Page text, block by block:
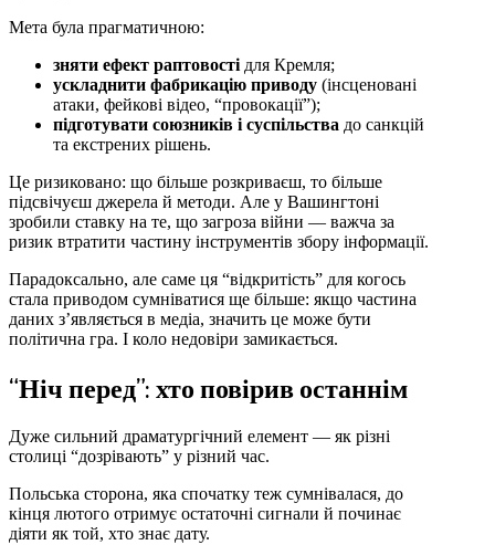
Мета була прагматичною:
зняти ефект раптовості для Кремля;
ускладнити фабрикацію приводу (інсценовані
атаки, фейкові відео, “провокації”);
підготувати союзників і суспільства до санкцій
та екстрених рішень.
Це ризиковано: що більше розкриваєш, то більше
підсвічуєш джерела й методи. Але у Вашингтоні
зробили ставку на те, що загроза війни — важча за
ризик втратити частину інструментів збору інформації.
Парадоксально, але саме ця “відкритість” для когось
стала приводом сумніватися ще більше: якщо частина
даних з’являється в медіа, значить це може бути
політична гра. І коло недовіри замикається.
“Ніч перед”: хто повірив останнім
Дуже сильний драматургічний елемент — як різні
столиці “дозрівають” у різний час.
Польська сторона, яка спочатку теж сумнівалася, до
кінця лютого отримує остаточні сигнали й починає
діяти як той, хто знає дату.